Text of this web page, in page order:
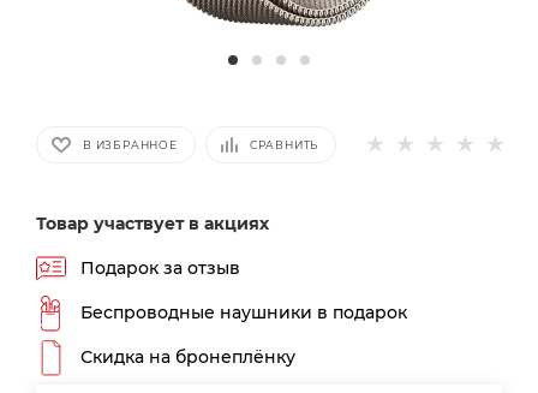
В ИЗБРАННОЕ СРАВНИТЬ
Товар участвует в акциях
Подарок за отзыв
Беспроводные наушники в подарок
Скидка на бронеплёнку